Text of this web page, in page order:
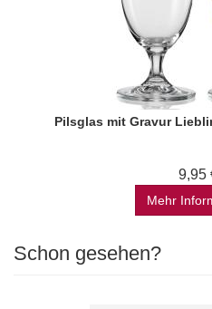
Pilsglas mit Gravur
9,95
Mehr
Schon gesehen?